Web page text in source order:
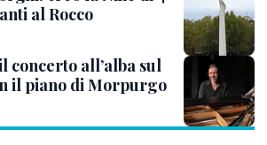
al Rocco
concerto all’alba sul
il piano di Morpurgo